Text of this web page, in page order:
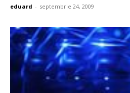
eduard - septembrie 24, 2009